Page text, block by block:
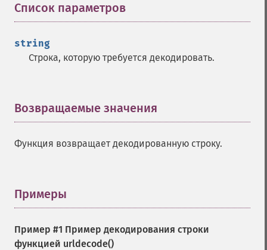
Список параметров
string
Строка, которую требуется декодировать.
Возвращаемые значения
Функция возвращает декодированную строку.
Примеры
Пример #1 Пример декодирования строки
функцией urldecode()